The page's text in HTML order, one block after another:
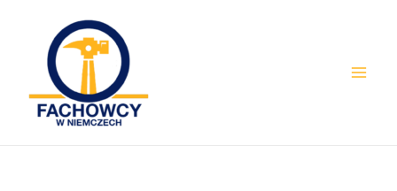
content
navigation